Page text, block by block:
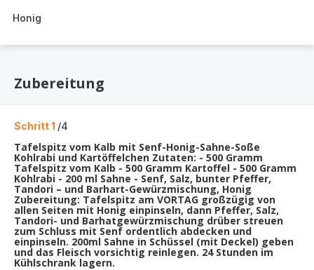
Honig
Zubereitung
Schritt 1 /4
Tafelspitz vom Kalb mit Senf-Honig-Sahne-Soße
Kohlrabi und Kartöffelchen Zutaten: - 500 Gramm
Tafelspitz vom Kalb - 500 Gramm Kartoffel - 500 Gramm
Kohlrabi - 200 ml Sahne - Senf, Salz, bunter Pfeffer,
Tandori – und Barhart-Gewürzmischung, Honig
Zubereitung: Tafelspitz am VORTAG großzügig von
allen Seiten mit Honig einpinseln, dann Pfeffer, Salz,
Tandori- und Barhatgewürzmischung drüber streuen
zum Schluss mit Senf ordentlich abdecken und
einpinseln. 200ml Sahne in Schüssel (mit Deckel) geben
und das Fleisch vorsichtig reinlegen. 24 Stunden im
Kühlschrank lagern.